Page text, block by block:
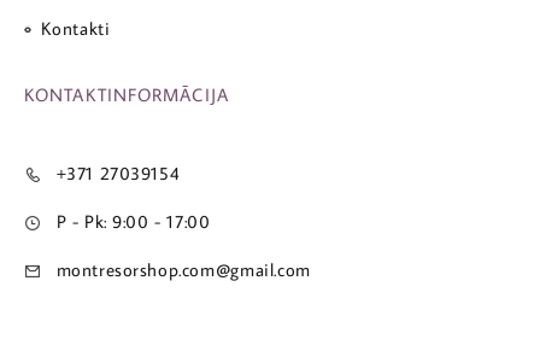
Kontakti
KONTAKTINFORMĀCIJA
+371 27039154
P - Pk: 9:00 - 17:00
montresorshop.com@gmail.com